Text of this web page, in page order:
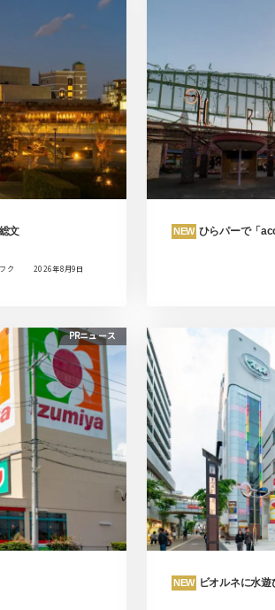
文
フク 2026年8月9日
NEW ひらパーで「
PRニュース
NEW ビオルネに水